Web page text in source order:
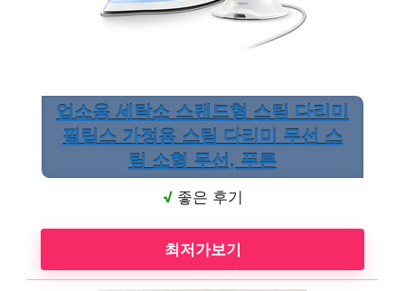
업소용 세탁소 스탠드형 스팀 다리미
필립스 가정용 스팀 다리미 무선 스
팀 소형 무선, 푸른
√좋은 후기
최저가보기